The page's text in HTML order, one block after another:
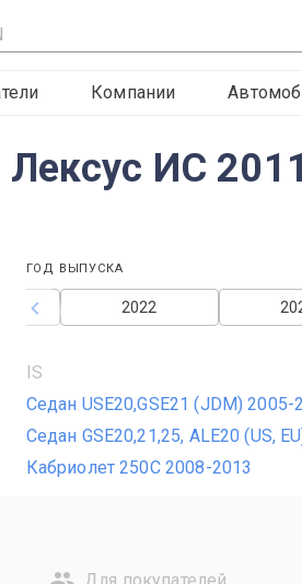
Компании
ИС
ГОД ВЫПУСКА
2022
IS
Седан USE20,GSE21 (JDM) 2005-
Седан GSE20,21,25, ALE20 (US,
Кабриолет 250C 2008-2013
Для покупателей